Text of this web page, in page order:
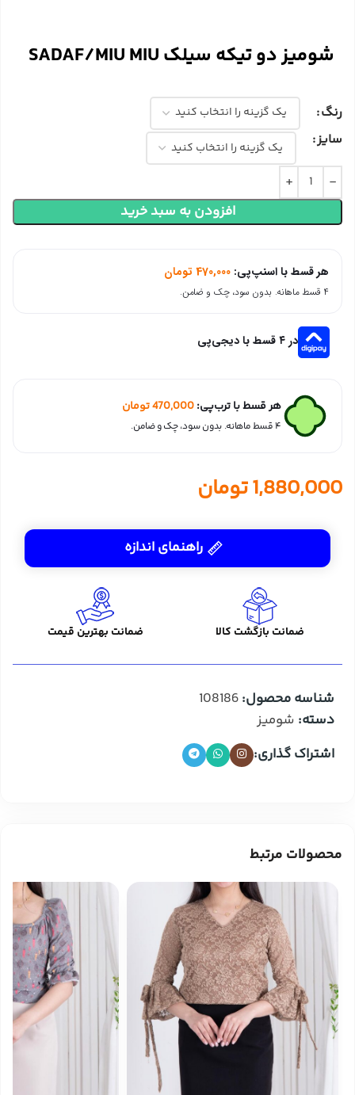
شومیز دو تیکه سیلک SADAF/MIU MIU
رنگ
سایز
افزودن به سبد خرید
هر قسط با اسنپ‌پی: 470,000 تومان
۴ قسط ماهانه. بدون سود، چک و ضامن.
در ۴ قسط با دیجی‌پی
هر قسط با ترب‌پی:470,000تومان
۴ قسط ماهانه. بدون سود، چک و ضامن.
1,880,000تومان
راهنمای اندازه
ضمانت بازگشت کالا ضمانت بهترین قیمت
شناسه محصول:108186
دسته: شومیز
اشتراک گذاری:
محصولات مرتبط